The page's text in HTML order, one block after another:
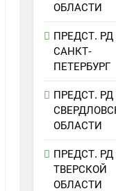
ОБЛАСТИ
ПРЕДСТ. РД
САНКТ-
ПЕТЕРБУРГ
ПРЕДСТ. РД
ОБЛАСТИ
ПРЕДСТ. РД
ТВЕРСКОЙ
ОБЛАСТИ